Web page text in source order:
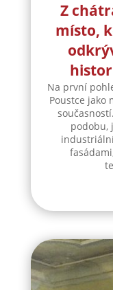
Z
místo,
Na první
Poustce jako
podobu,